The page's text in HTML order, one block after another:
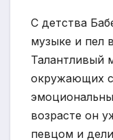
С детства
музыке и пел
Талантливый
окружающих
возрасте он
певцом и